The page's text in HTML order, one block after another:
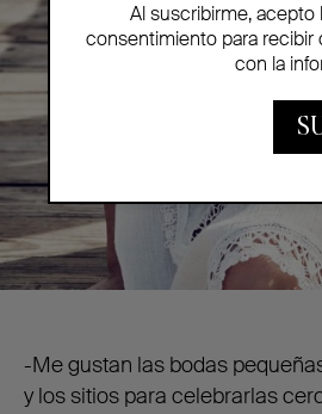
-Me gustan las bodas
y los sitios para celebrarlas
Al suscribirme, acepto
consentimiento para recibir
con la